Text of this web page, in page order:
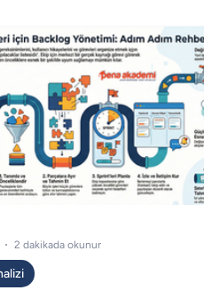
2 dakikada okunur